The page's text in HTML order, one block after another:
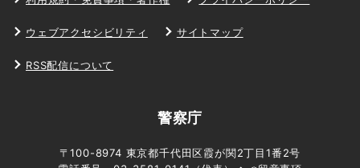
ウェブアクセシビリティ サイトマップ
RSS配信について
警察庁
〒100-8974 東京都千代田区霞が関2丁目1番2号